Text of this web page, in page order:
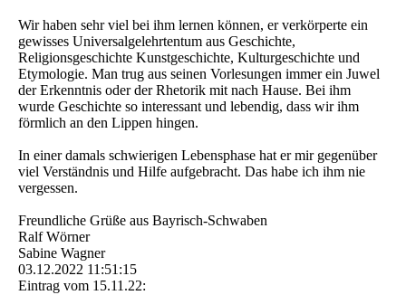
Wir haben sehr viel bei ihm lernen können, er verkörperte ein
gewisses Universalgelehrtentum aus Geschichte,
Religionsgeschichte Kunstgeschichte, Kulturgeschichte und
Etymologie. Man trug aus seinen Vorlesungen immer ein Juwel
der Erkenntnis oder der Rhetorik mit nach Hause. Bei ihm
wurde Geschichte so interessant und lebendig, dass wir ihm
förmlich an den Lippen hingen.
In einer damals schwierigen Lebensphase hat er mir gegenüber
viel Verständnis und Hilfe aufgebracht. Das habe ich ihm nie
vergessen.
Freundliche Grüße aus Bayrisch-Schwaben
Ralf Wörner
Sabine Wagner
03.12.2022 11:51:15
Eintrag vom 15.11.22: